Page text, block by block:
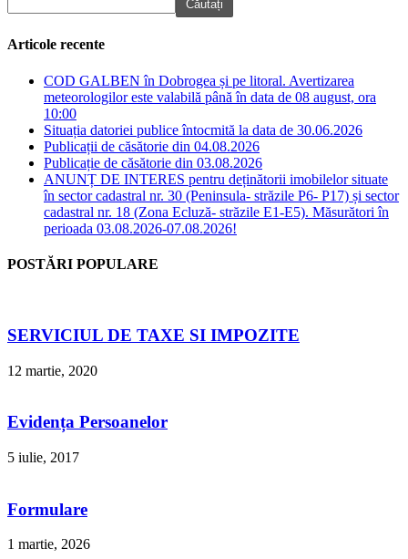
Articole recente
COD GALBEN în Dobrogea și pe litoral. Avertizarea
meteorologilor este valabilă până în data de 08 august, ora
10:00
Situația datoriei publice întocmită la data de 30.06.2026
Publicații de căsătorie din 04.08.2026
Publicație de căsătorie din 03.08.2026
ANUNȚ DE INTERES pentru deținătorii imobilelor situate
în sector cadastral nr. 30 (Peninsula- străzile P6- P17) și sector
cadastral nr. 18 (Zona Ecluză- străzile E1-E5). Măsurători în
perioada 03.08.2026-07.08.2026!
POSTĂRI POPULARE
SERVICIUL DE TAXE SI IMPOZITE
12 martie, 2020
Evidența Persoanelor
5 iulie, 2017
Formulare
1 martie, 2026